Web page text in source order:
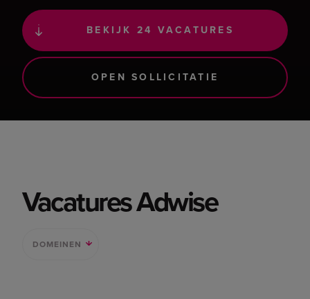
BEKIJK 24 VACATURES
OPEN SOLLICITATIE
Vacatures Adwise
DOMEINEN